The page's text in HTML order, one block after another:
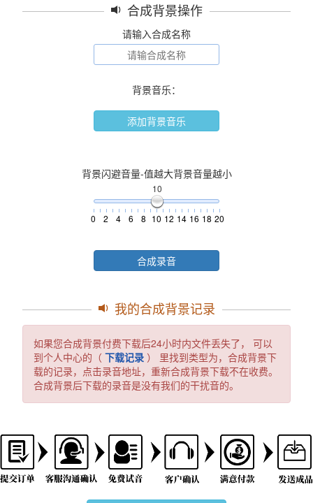
合成背景操作
请输入合成名称
背景音乐：
添加背景音乐
背景闪避音量-值越大背景音量越小
10
0 2 4 6 8 10 12 14 16 18 20
合成录音
我的合成背景记录
如果您合成背景付费下载后24小时内文件丢失了， 可以
到个人中心的（ 下载记录 ） 里找到类型为，合成背景下
载的记录，点击录音地址，重新合成背景下载不在收费。
合成背景后下载的录音是没有我们的干扰音的。